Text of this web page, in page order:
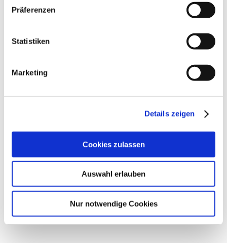
Präferenzen
Statistiken
Marketing
Details zeigen
Cookies zulassen
Auswahl erlauben
Nur notwendige Cookies